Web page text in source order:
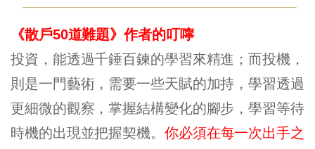
《散戶50道難題》作者的叮嚀
投資，能透過千錘百鍊的學習來精進；而投機，
則是一門藝術，需要一些天賦的加持，學習透過
更細微的觀察，掌握結構變化的腳步，學習等待
時機的出現並把握契機。 你必須在每一次出手之